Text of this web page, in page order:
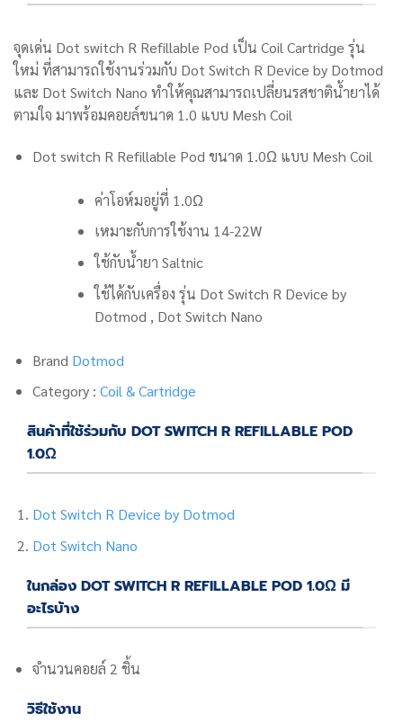
จุดเด่น Dot switch R Refillable Pod เป็น Coil Cartridge รุ่น
ใหม่ ที่สามารถใช้งานร่วมกับ Dot Switch R Device by Dotmod
และ Dot Switch Nano ทำให้คุณสามารถเปลี่ยนรสชาติน้ำยาได้
ตามใจ มาพร้อมคอยล์ขนาด 1.0 แบบ Mesh Coil
Dot switch R Refillable Pod ขนาด 1.0Ω แบบ Mesh Coil
ค่าโอห์มอยู่ที่ 1.0Ω
เหมาะกับการใช้งาน 14-22W
ใช้กับน้ำยา Saltnic
ใช้ได้กับเครื่อง รุ่น Dot Switch R Device by
Dotmod , Dot Switch Nano
Brand Dotmod
Category : Coil & Cartridge
สินค้าที่ใช้ร่วมกับ DOT SWITCH R REFILLABLE POD
1.0Ω
Dot Switch R Device by Dotmod
Dot Switch Nano
ในกล่อง DOT SWITCH R REFILLABLE POD 1.0Ω มี
อะไรบ้าง
จำนวนคอยล์ 2 ชิ้น
วิธีใช้งาน